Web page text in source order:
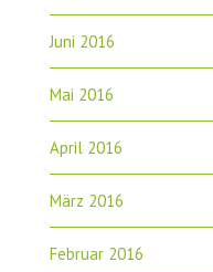
Juni 2016
Mai 2016
April 2016
März 2016
Februar 2016